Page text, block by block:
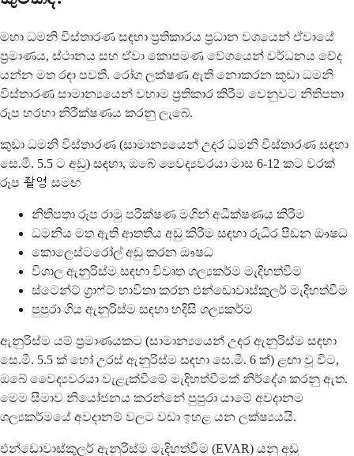
මහා ධමනි විස්තාරණ සඳහා ප්‍රතිකාරය ප්‍රධාන වශයෙන් ඒවායේ
ප්‍රමාණය, ස්ථානය සහ ඒවා කොපමණ වේගයෙන් වර්ධනය වේද
යන්න මත රඳා පවතී. රෝග ලක්ෂණ ඇති නොකරන කුඩා ධමනි
විස්තාරණ සාමාන්‍යයෙන් වහාම ප්‍රතිකාර කිරීම වෙනුවට නිතිපතා
රූප හරහා නිරීක්ෂණය කරනු ලැබේ.
කුඩා ධමනි විස්තාරණ (සාමාන්‍යයෙන් උදර ධමනි විස්තාරණ සඳහා
සෙ.මී. 5.5 ට අඩු) සඳහා, ඔබේ වෛද්‍යවරයා මාස 6-12 කට වරක්
රූප 촬영 සමඟ
නිතිපතා රූප රාමු පරීක්ෂණ මගින් අධීක්ෂණය කිරීම
ධමනිය මත ඇති ආතතිය අඩු කිරීම සඳහා රුධිර පීඩන ඖෂධ
කොලෙස්ටරෝල් අඩු කරන ඖෂධ
විශාල ඇනුරිස්ම සඳහා විවෘත ශල්‍යකර්ම මැදිහත්වීම
ස්ටෙන්ට් ග්‍රාෆ්ට් භාවිතා කරන එන්ඩොවාස්කුලර් මැදිහත්වීම
පුපුරා ගිය ඇනුරිස්ම සඳහා හදිසි ශල්‍යකර්ම
ඇනුරිස්ම යම් ප්‍රමාණයකට (සාමාන්‍යයෙන් උදර ඇනුරිස්ම සඳහා
සෙ.මී. 5.5 ක් හෝ උරස් ඇනුරිස්ම සඳහා සෙ.මී. 6 ක්) ළඟා වූ විට,
ඔබේ වෛද්‍යවරයා වැළැක්වීමේ මැදිහත්වීමක් නිර්දේශ කරනු ඇත.
මෙම සීමාව නියෝජනය කරන්නේ පුපුරා යාමේ අවදානම
ශල්‍යකර්මයේ අවදානම් වලට වඩා ඉහළ යන ලක්ෂ්‍යයයි.
එන්ඩොවාස්කුලර් ඇනුරිස්ම මැදිහත්වීම (EVAR) යනු අඩු